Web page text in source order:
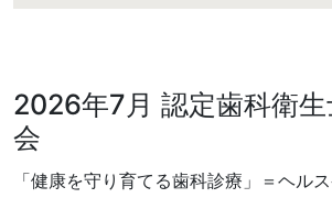
2026年7月 認定歯科衛生
会
「健康を守り育てる歯科診療」＝ヘル